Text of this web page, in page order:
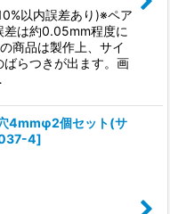
以内誤差あり)※ペア
差は約0.05mm程度に
商品は製作上、サイ
ばらつきが出ます。画
4mmφ2個セット(サ
4]